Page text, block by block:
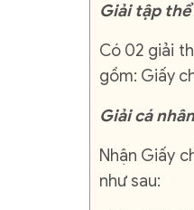
Giải tập thể
Có 02 giải
gồm: Giấy
Giải cá nhân
Nhận Giấy
như sau: